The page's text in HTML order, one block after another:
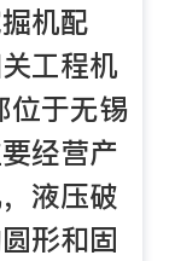
机配
工程机
位于无锡
经营产
液压破
形和固